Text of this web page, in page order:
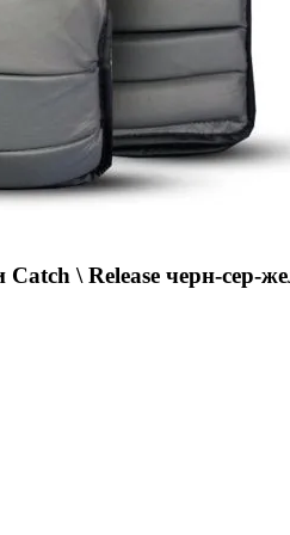
\ Release черн-сер-